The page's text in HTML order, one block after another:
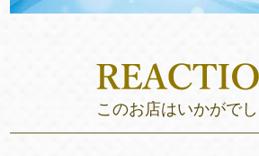
このお店はいかがでし